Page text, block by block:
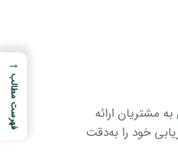
مشتریان ارائه
خود را به‌دقت
→
فهرست مطالب